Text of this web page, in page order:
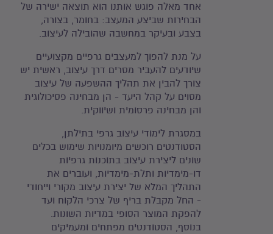
אחד מאלה פוגש אותנו הוא תוצאה ישירה של
הבחירות שביצע המעצב: בחומר, בצורה,
בצבע ובעיקר במחשבה שהובילה לעיצוב.
על מנת להפוך למעצבים גרפיים מקצועיים
שיודעים להעביר מסרים דרך עיצוב, ראשית יש
צורך להבין את תהליך ההשפעה של עיצוב
מסוים על קהל היעד - הן מבחינה פסיכולוגית
והן מבחינה פרסומית ושיווקית.
במסגרת לימודי עיצוב גרפי בתילתן,
הסטודנטים רוכשים מיומנויות שימוש בכלים
שונים ליצירת עיצוב בתוכנות גרפיות
דו-מימדיות ותלת-מימדיות, ועוברים את
התהליך המלא של יצירת עיצוב מקורי וייחודי
- החל מקבלת בריף של צרכי הלקוח ועד
להפקת המוצר הסופי במדיות השונות.
בנוסף, הסטודנטים מפתחים ומעמיקים